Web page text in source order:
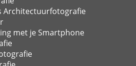
Architectuurfotografie
met je Smartphone